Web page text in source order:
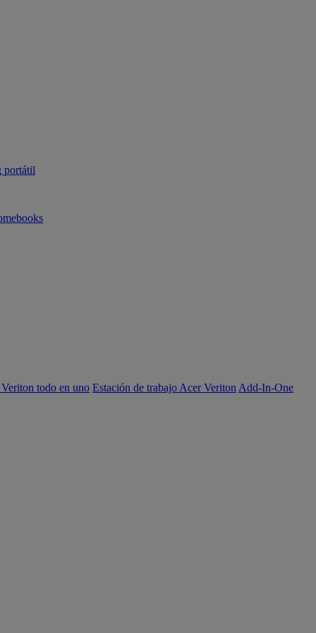
portátil
todo en uno Estación de trabajo Acer Veriton Add-In-One